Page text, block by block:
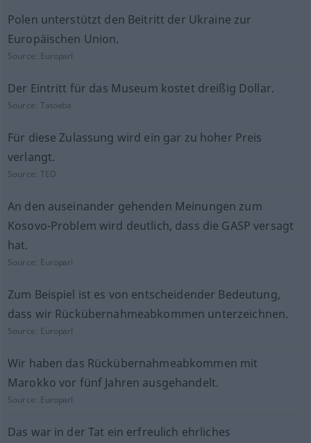
Polen unterstützt den Beitritt der Ukraine zur
Europäischen Union.
Source: Europarl
Der Eintritt für das Museum kostet dreißig Dollar.
Source:Tatoeba
Für diese Zulassung wird ein gar zu hoher Preis
verlangt.
Source:TED
An den auseinander gehenden Meinungen zum
Kosovo-Problem wird deutlich, dass die GASP versagt
hat.
Source: Europarl
Zum Beispiel ist es von entscheidender Bedeutung,
dass wir Rückübernahmeabkommen unterzeichnen.
Source: Europarl
Wir haben das Rückübernahmeabkommen mit
Marokko vor fünf Jahren ausgehandelt.
Source: Europarl
Das war in der Tat ein erfreulich ehrliches